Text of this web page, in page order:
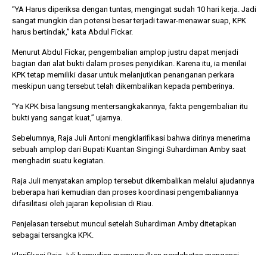
“YA Harus diperiksa dengan tuntas, mengingat sudah 10 hari kerja. Jadi
sangat mungkin dan potensi besar terjadi tawar-menawar suap, KPK
harus bertindak,” kata Abdul Fickar.
Menurut Abdul Fickar, pengembalian amplop justru dapat menjadi
bagian dari alat bukti dalam proses penyidikan. Karena itu, ia menilai
KPK tetap memiliki dasar untuk melanjutkan penanganan perkara
meskipun uang tersebut telah dikembalikan kepada pemberinya.
“Ya KPK bisa langsung mentersangkakannya, fakta pengembalian itu
bukti yang sangat kuat,” ujarnya.
Sebelumnya, Raja Juli Antoni mengklarifikasi bahwa dirinya menerima
sebuah amplop dari Bupati Kuantan Singingi Suhardiman Amby saat
menghadiri suatu kegiatan.
Raja Juli menyatakan amplop tersebut dikembalikan melalui ajudannya
beberapa hari kemudian dan proses koordinasi pengembaliannya
difasilitasi oleh jajaran kepolisian di Riau.
Penjelasan tersebut muncul setelah Suhardiman Amby ditetapkan
sebagai tersangka KPK.